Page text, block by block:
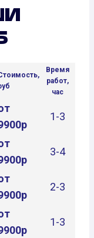
Время
работ,
час
1-3
3-4
2-3
1-3